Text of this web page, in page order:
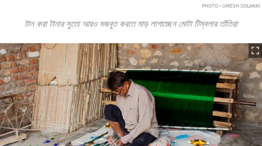
PHOTO • UMESH SOLANKI
টান করা টানার সুতো আরও মজবুত করতে মাড় লাগাচ্ছেন মোটা টিম্বলার তাঁতিরা